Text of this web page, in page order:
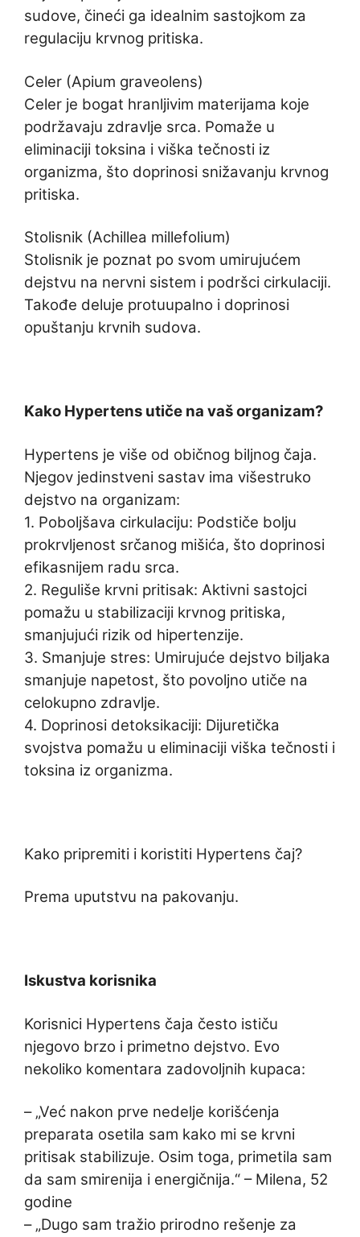
sudove, čineći ga idealnim sastojkom za
regulaciju krvnog pritiska.
Celer (Apium graveolens)
Celer je bogat hranljivim materijama koje
podržavaju zdravlje srca. Pomaže u
eliminaciji toksina i viška tečnosti iz
organizma, što doprinosi snižavanju krvnog
pritiska.
Stolisnik (Achillea millefolium)
Stolisnik je poznat po svom umirujućem
dejstvu na nervni sistem i podršci cirkulaciji.
Takođe deluje protuupalno i doprinosi
opuštanju krvnih sudova.
Kako Hypertens utiče na vaš organizam?
Hypertens je više od običnog biljnog čaja.
Njegov jedinstveni sastav ima višestruko
dejstvo na organizam:
1. Poboljšava cirkulaciju: Podstiče bolju
prokrvljenost srčanog mišića, što doprinosi
efikasnijem radu srca.
2. Reguliše krvni pritisak: Aktivni sastojci
pomažu u stabilizaciji krvnog pritiska,
smanjujući rizik od hipertenzije.
3. Smanjuje stres: Umirujuće dejstvo biljaka
smanjuje napetost, što povoljno utiče na
celokupno zdravlje.
4. Doprinosi detoksikaciji: Dijuretička
svojstva pomažu u eliminaciji viška tečnosti i
toksina iz organizma.
Kako pripremiti i koristiti Hypertens čaj?
Prema uputstvu na pakovanju.
Iskustva korisnika
Korisnici Hypertens čaja često ističu
njegovo brzo i primetno dejstvo. Evo
nekoliko komentara zadovoljnih kupaca:
– „Već nakon prve nedelje korišćenja
preparata osetila sam kako mi se krvni
pritisak stabilizuje. Osim toga, primetila sam
da sam smirenija i energičnija.“ – Milena, 52
godine
– „Dugo sam tražio prirodno rešenje za